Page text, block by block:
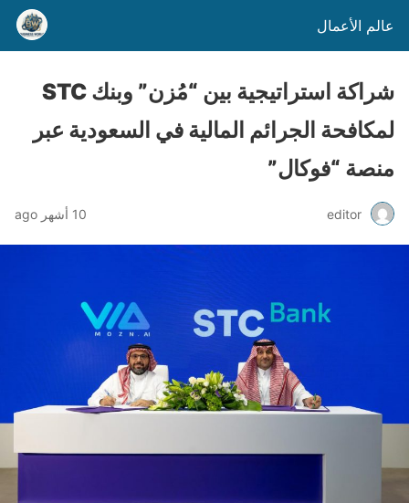
عالم الأعمال
شراكة استراتيجية بين “مُزن” وبنك STC
لمكافحة الجرائم المالية في السعودية عبر
منصة “فوكال”
editor 10 أشهر ago